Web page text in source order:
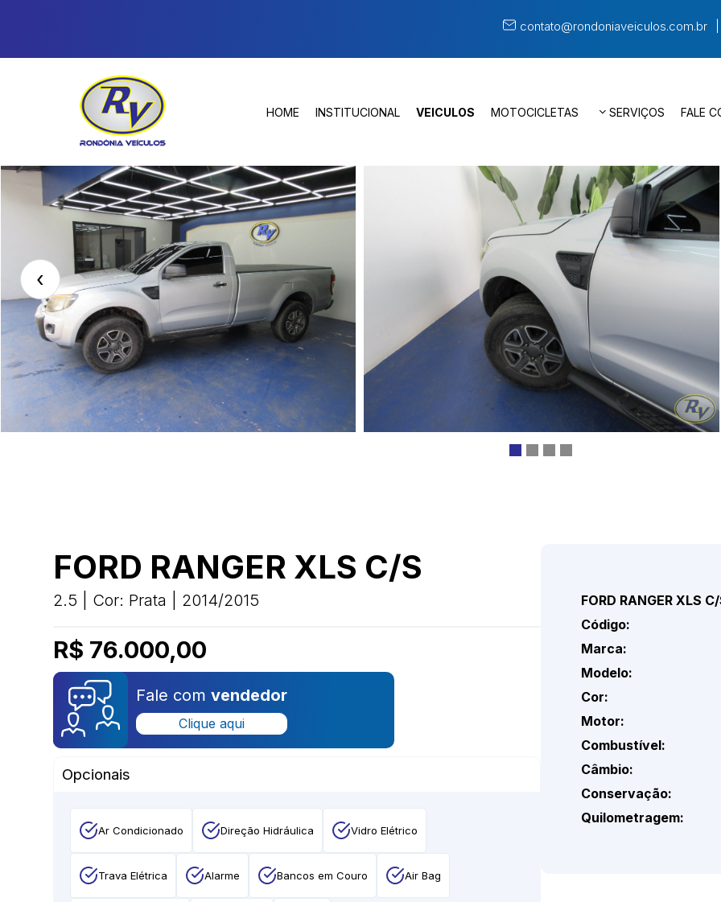
contato@rondoniaveiculos.com.br
HOME INSTITUCIONAL VEICULOS MOTOCICLETAS SERVIÇOS FALE
‹
FORD RANGER XLS C/S
2.5 | Cor: Prata | 2014/2015
R$ 76.000,00
Fale com vendedor
Clique aqui
Opcionais
Ar Condicionado Direção Hidráulica Vidro Elétrico
Trava Elétrica Alarme Bancos em Couro Air Bag
FORD RANGER XLS
Código:
Marca:
Modelo:
Cor:
Motor:
Combustível:
Câmbio:
Conservação:
Quilometragem: